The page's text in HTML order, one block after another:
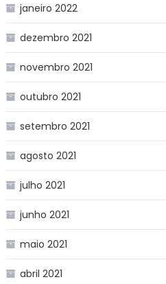
janeiro 2022
dezembro 2021
novembro 2021
outubro 2021
setembro 2021
agosto 2021
julho 2021
junho 2021
maio 2021
abril 2021